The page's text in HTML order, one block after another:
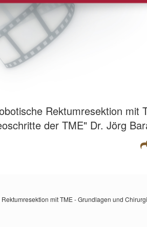
Rektumresektion mit
der TME" Dr. Jörg
mit TME - Grundlagen und